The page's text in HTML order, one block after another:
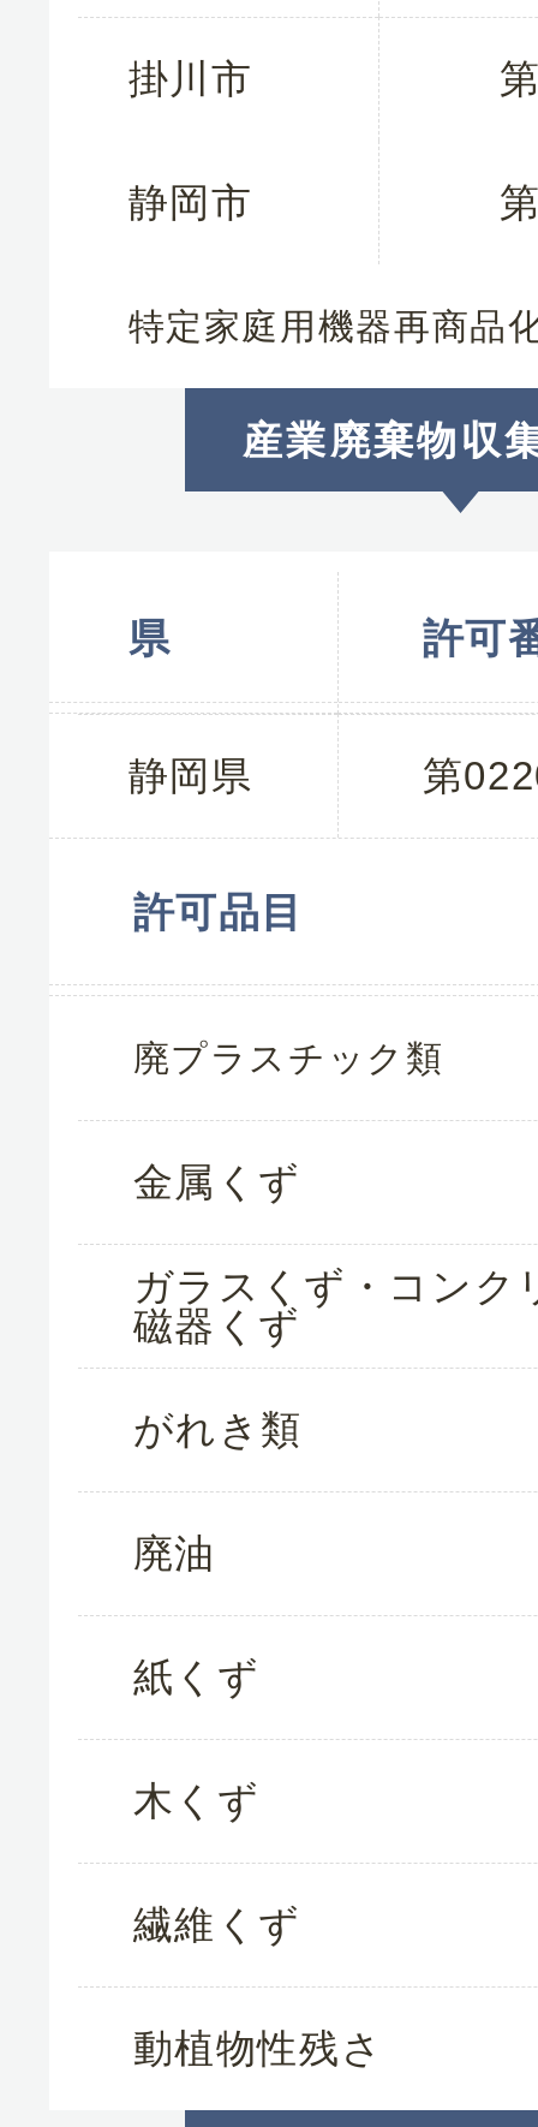
掛川市
静岡市
特定家庭用機器再商品
産業廃棄物収
県 許可
許可品目
静岡県 第
廃プラスチック類
金属くず
ガラスくず・コンク
磁器くず
がれき類
廃油
紙くず
木くず
繊維くず
動植物性残さ